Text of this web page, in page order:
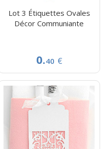
Lot 3 Étiquettes Ovales
Décor Communiante
0.40 €